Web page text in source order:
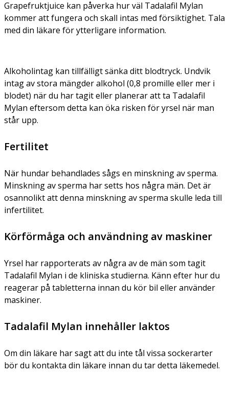
Grapefruktjuice kan påverka hur väl Tadalafil Mylan
kommer att fungera och skall intas med försiktighet. Tala
med din läkare för ytterligare information.
Alkoholintag kan tillfälligt sänka ditt blodtryck. Undvik
intag av stora mängder alkohol (0,8 promille eller mer i
blodet) när du har tagit eller planerar att ta Tadalafil
Mylan eftersom detta kan öka risken för yrsel när man
står upp.
Fertilitet
När hundar behandlades sågs en minskning av sperma.
Minskning av sperma har setts hos några män. Det är
osannolikt att denna minskning av sperma skulle leda till
infertilitet.
Körförmåga och användning av maskiner
Yrsel har rapporterats av några av de män som tagit
Tadalafil Mylan i de kliniska studierna. Känn efter hur du
reagerar på tabletterna innan du kör bil eller använder
maskiner.
Tadalafil Mylan innehåller laktos
Om din läkare har sagt att du inte tål vissa sockerarter
bör du kontakta din läkare innan du tar detta läkemedel.